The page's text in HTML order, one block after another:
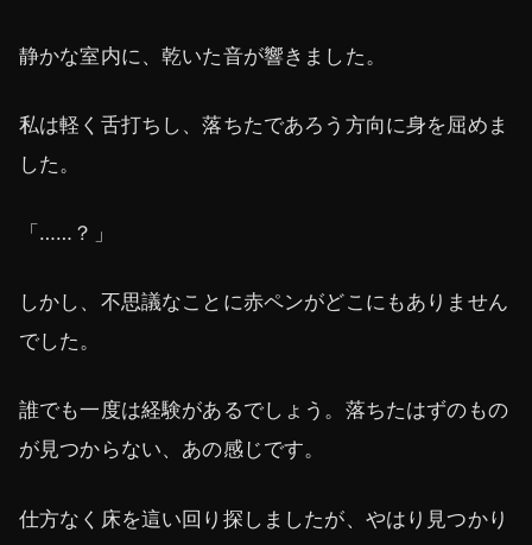
静かな室内に、乾いた音が響きました。
私は軽く舌打ちし、落ちたであろう方向に身を屈めま
した。
「……？」
しかし、不思議なことに赤ペンがどこにもありません
でした。
誰でも一度は経験があるでしょう。落ちたはずのもの
が見つからない、あの感じです。
仕方なく床を這い回り探しましたが、やはり見つかり